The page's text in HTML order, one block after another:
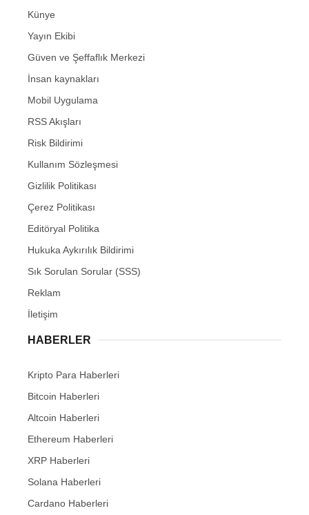
Künye
Yayın Ekibi
Güven ve Şeffaflık Merkezi
İnsan kaynakları
Mobil Uygulama
RSS Akışları
Risk Bildirimi
Kullanım Sözleşmesi
Gizlilik Politikası
Çerez Politikası
Editöryal Politika
Hukuka Aykırılık Bildirimi
Sık Sorulan Sorular (SSS)
Reklam
İletişim
HABERLER
Kripto Para Haberleri
Bitcoin Haberleri
Altcoin Haberleri
Ethereum Haberleri
XRP Haberleri
Solana Haberleri
Cardano Haberleri